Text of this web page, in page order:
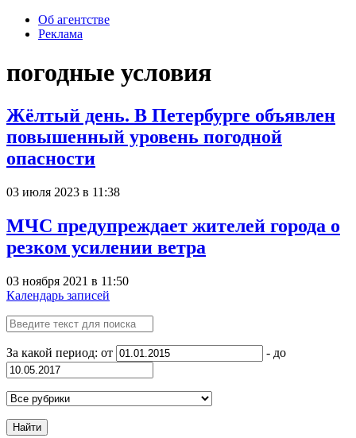
Об агентстве
Реклама
погодные условия
Жёлтый день. В Петербурге объявлен
повышенный уровень погодной
опасности
03 июля 2023 в 11:38
МЧС предупреждает жителей города о
резком усилении ветра
03 ноября 2021 в 11:50
Календарь записей
За какой период: от - до
Найти